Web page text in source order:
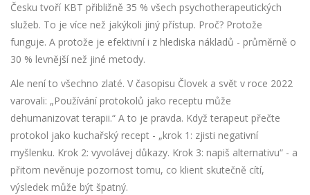
Česku tvoří KBT přibližně 35 % všech psychotherapeutických
služeb. To je více než jakýkoli jiný přístup. Proč? Protože
funguje. A protože je efektivní i z hlediska nákladů - průměrně o
30 % levnější než jiné metody.
Ale není to všechno zlaté. V časopisu Človek a svět v roce 2022
varovali: „Používání protokolů jako receptu může
dehumanizovat terapii.“ A to je pravda. Když terapeut přečte
protokol jako kuchařský recept - „krok 1: zjisti negativní
myšlenku. Krok 2: vyvolávej důkazy. Krok 3: napiš alternativu“ - a
přitom nevěnuje pozornost tomu, co klient skutečně cítí,
výsledek může být špatný.